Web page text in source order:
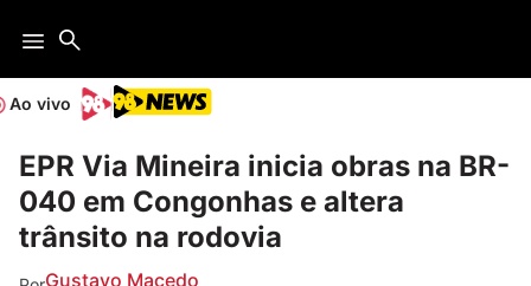
Ao vivo
EPR Via Mineira inicia obras na BR-
040 em Congonhas e altera
trânsito na rodovia
Gustavo Macedo